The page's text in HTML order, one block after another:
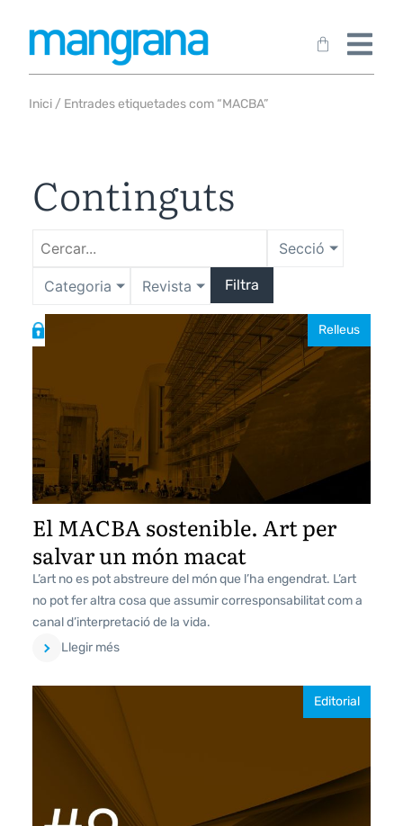
Inici / Entrades etiquetades com “MACBA”
Continguts
Secció
Categoria Revista Filtra
Relleus
El MACBA sostenible. Art per
salvar un món macat
L’art no es pot abstreure del món que l’ha engendrat. L’art
no pot fer altra cosa que assumir corresponsabilitat com a
canal d’interpretació de la vida.
Llegir més
Editorial